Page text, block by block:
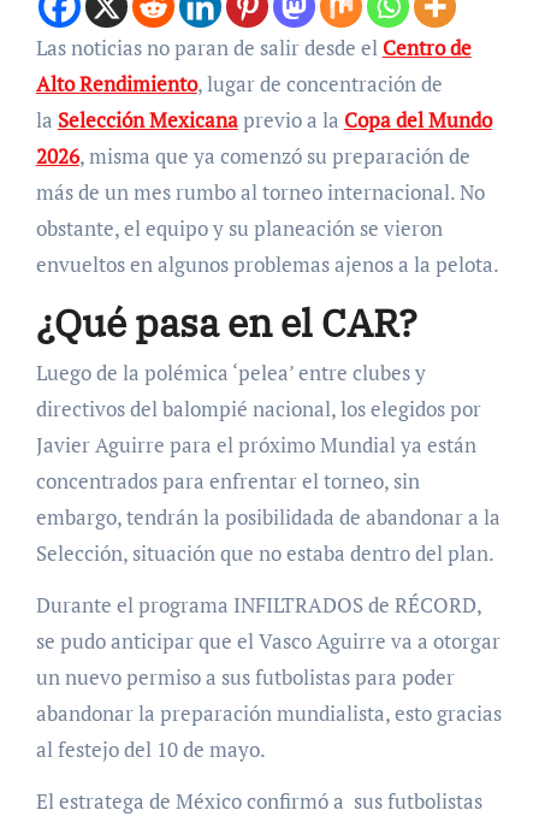
Las noticias no paran de salir desde el Centro de
Alto Rendimiento, lugar de concentración de
la Selección Mexicanaprevio a la Copa del Mundo
2026, misma que ya comenzó su preparación de
más de un mes rumbo al torneo internacional. No
obstante, el equipo y su planeación se vieron
envueltos en algunos problemas ajenos a la pelota.
¿Qué pasa en el CAR?
Luego de la polémica ‘pelea’ entre clubes y
directivos del balompié nacional, los elegidos por
Javier Aguirre para el próximo Mundial ya están
concentrados para enfrentar el torneo, sin
embargo, tendrán la posibilidada de abandonar a la
Selección, situación que no estaba dentro del plan.
Durante el programa INFILTRADOS de RÉCORD,
se pudo anticipar que el Vasco Aguirre va a otorgar
un nuevo permiso a sus futbolistas para poder
abandonar la preparación mundialista, esto gracias
al festejo del 10 de mayo.
El estratega de México confirmó a sus futbolistas